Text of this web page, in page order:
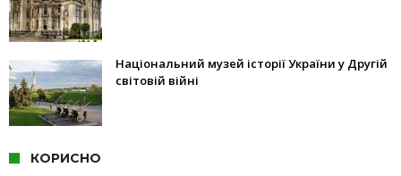
Національний музей історії України у Другій
світовій війні
КОРИСНО